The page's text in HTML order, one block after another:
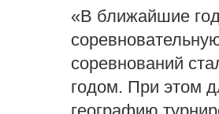
«В ближайшие
соревнований
годом. При этом